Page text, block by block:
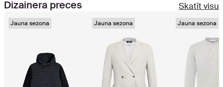
Dizainera preces Skatīt visu
Jauna sezona Jauna sezona Jauna sezona